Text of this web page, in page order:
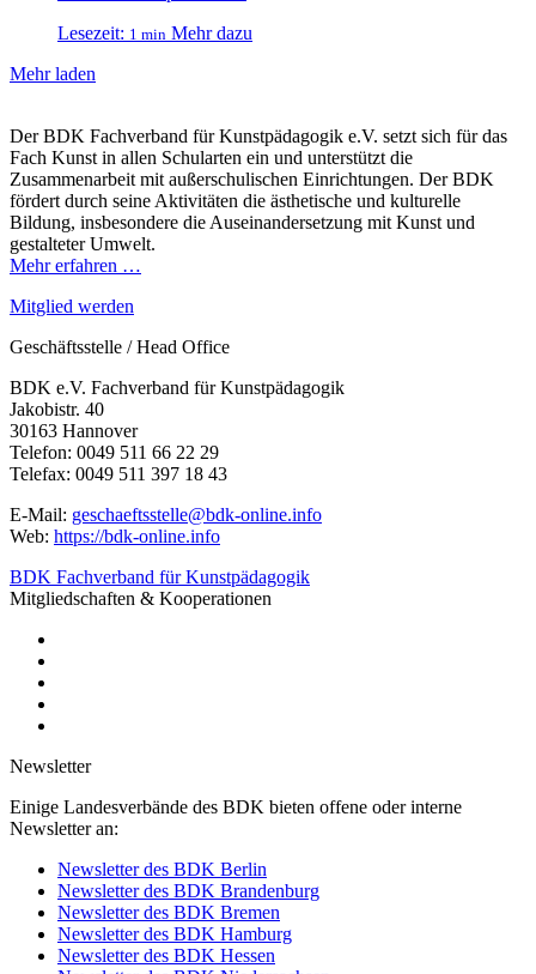
Lesezeit: 1 min Mehr dazu
Mehr laden
Der BDK Fachverband für Kunstpädagogik e.V. setzt sich für das
Fach Kunst in allen Schularten ein und unterstützt die
Zusammenarbeit mit außerschulischen Einrichtungen. Der BDK
fördert durch seine Aktivitäten die ästhetische und kulturelle
Bildung, insbesondere die Auseinandersetzung mit Kunst und
gestalteter Umwelt.
Mehr erfahren …
Mitglied werden
Geschäftsstelle / Head Office
BDK e.V. Fachverband für Kunstpädagogik
Jakobistr. 40
30163 Hannover
Telefon: 0049 511 66 22 29
Telefax: 0049 511 397 18 43
E-Mail: geschaeftsstelle@bdk-online.info
Web: https://bdk-online.info
BDK Fachverband für Kunstpädagogik
Mitgliedschaften & Kooperationen
Newsletter
Einige Landesverbände des BDK bieten offene oder interne
Newsletter an:
Newsletter des BDK Berlin
Newsletter des BDK Brandenburg
Newsletter des BDK Bremen
Newsletter des BDK Hamburg
Newsletter des BDK Hessen